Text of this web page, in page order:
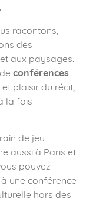
racontons,
des
aux paysages.
conférences
plaisir du récit,
la fois
de jeu
aussi à Paris et
pouvez
une conférence
hors des